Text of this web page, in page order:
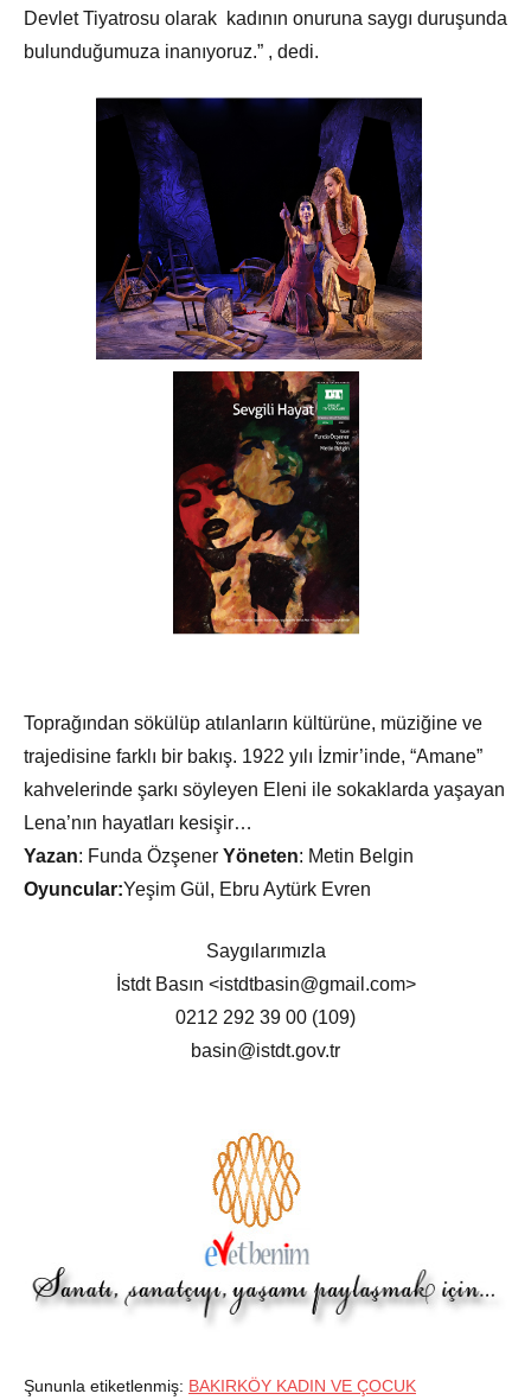
Devlet Tiyatrosu olarak kadının onuruna saygı duruşunda
bulunduğumuza inanıyoruz.” , dedi.
Toprağından sökülüp atılanların kültürüne, müziğine ve
trajedisine farklı bir bakış. 1922 yılı İzmir’inde, “Amane”
kahvelerinde şarkı söyleyen Eleni ile sokaklarda yaşayan
Lena’nın hayatları kesişir…
Yazan: Funda Özşener Yöneten: Metin Belgin
Oyuncular:Yeşim Gül, Ebru Aytürk Evren
Saygılarımızla
İstdt Basın <istdtbasin@gmail.com>
0212 292 39 00 (109)
basin@istdt.gov.tr
Şununla etiketlenmiş: BAKIRKÖY KADIN VE ÇOCUK